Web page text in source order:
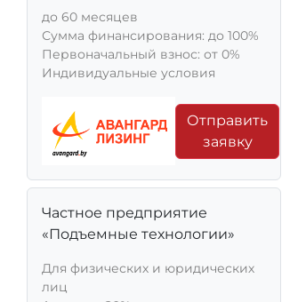
до 60 месяцев
Сумма финансирования: до 100%
Первоначальный взнос: от 0%
Индивидуальные условия
Отправить
заявку
Частное предприятие
«Подъемные технологии»
Для физических и юридических
лиц